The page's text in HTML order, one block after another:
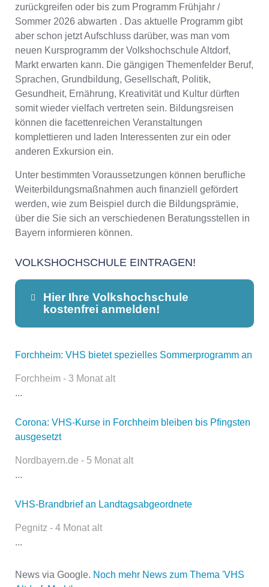
zurückgreifen oder bis zum Programm Frühjahr /
Sommer 2026 abwarten . Das aktuelle Programm gibt
aber schon jetzt Aufschluss darüber, was man vom
neuen Kursprogramm der Volkshochschule Altdorf,
Markt erwarten kann. Die gängigen Themenfelder Beruf,
Sprachen, Grundbildung, Gesellschaft, Politik,
Gesundheit, Ernährung, Kreativität und Kultur dürften
somit wieder vielfach vertreten sein. Bildungsreisen
können die facettenreichen Veranstaltungen
komplettieren und laden Interessenten zur ein oder
anderen Exkursion ein.
Unter bestimmten Voraussetzungen können berufliche
Weiterbildungsmaßnahmen auch finanziell gefördert
werden, wie zum Beispiel durch die Bildungsprämie,
über die Sie sich an verschiedenen Beratungsstellen in
Bayern informieren können.
VOLKSHOCHSCHULE EINTRAGEN!
Hier Ihre Volkshochschule
kostenfrei anmelden!
Dieser Teil dient lediglich zur
Forchheim: VHS bietet spezielles Sommerprogramm an
Forchheim - 3 Monat alt
...
Corona: VHS-Kurse in Forchheim bleiben bis Pfingsten
ausgesetzt
Nordbayern.de - 5 Monat alt
...
VHS-Brandbrief an Landtagsabgeordnete
Pegnitz - 4 Monat alt
...
News via Google. Noch mehr News zum Thema 'VHS